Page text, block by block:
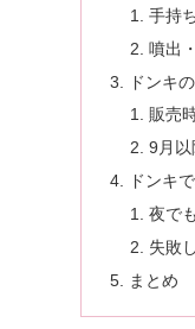
手持
噴出
ドンキ
販売
9月以
ドンキ
夜で
失敗
まとめ